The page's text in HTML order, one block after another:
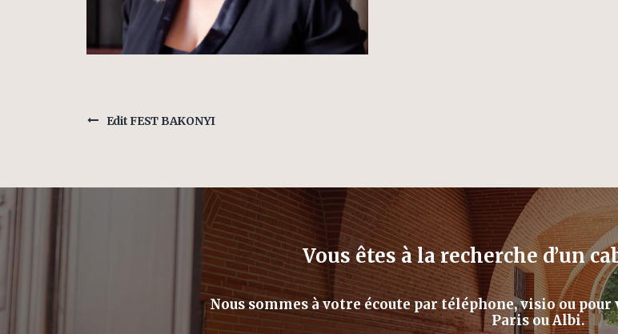
Edit FEST BAKONYI
Vous êtes à la recherche d’un
Nous sommes à votre écoute par téléphone, visio ou pour
Paris ou Albi.